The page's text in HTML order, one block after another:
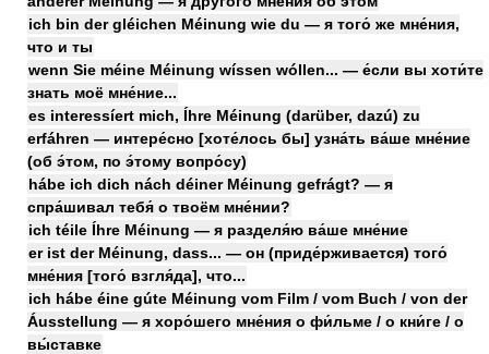
ich bin der gléichen Méinung wie du — я того́ же мне́ния,
что и ты
wenn Sie méine Méinung wíssen wóllen... — е́сли вы хоти́те
знать моё мне́ние...
es interessíert mich, Íhre Méinung (darüber, dazú) zu
erfáhren — интере́сно [хоте́лось бы] узна́ть ва́ше мне́ние
(об э́том, по э́тому вопро́су)
hábe ich dich nách déiner Méinung gefrágt? — я
спра́шивал тебя́ о твоём мне́нии?
ich téile Íhre Méinung — я разделя́ю ва́ше мне́ние
er ist der Méinung, dass... — он (приде́рживается) того́
мне́ния [того́ взгля́да], что...
ich hábe éine gúte Méinung vom Film / vom Buch / von der
Áusstellung — я хоро́шего мне́ния о фи́льме / о кни́ге / о
вы́ставке